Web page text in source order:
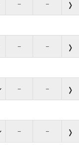
– –
– –
– –
– –